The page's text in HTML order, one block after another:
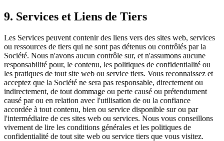
9. Services et Liens de Tiers
Les Services peuvent contenir des liens vers des sites web, services
ou ressources de tiers qui ne sont pas détenus ou contrôlés par la
Société. Nous n'avons aucun contrôle sur, et n'assumons aucune
responsabilité pour, le contenu, les politiques de confidentialité ou
les pratiques de tout site web ou service tiers. Vous reconnaissez et
acceptez que la Société ne sera pas responsable, directement ou
indirectement, de tout dommage ou perte causé ou prétendument
causé par ou en relation avec l'utilisation de ou la confiance
accordée à tout contenu, bien ou service disponible sur ou par
l'intermédiaire de ces sites web ou services. Nous vous conseillons
vivement de lire les conditions générales et les politiques de
confidentialité de tout site web ou service tiers que vous visitez.